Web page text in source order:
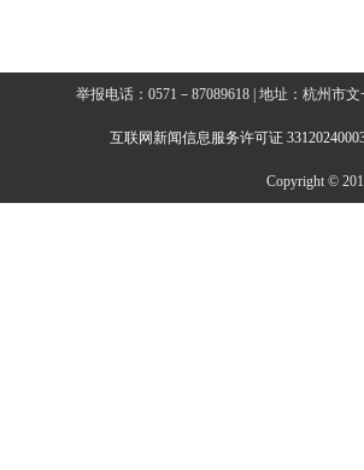
举报电话：0571－87089618 | 地址：杭州市
互联网新闻信息服务许可证
Copyright ©